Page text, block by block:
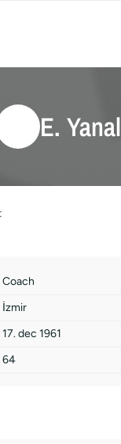
E. Yanal
Coach
İzmir
17. dec 1961
64